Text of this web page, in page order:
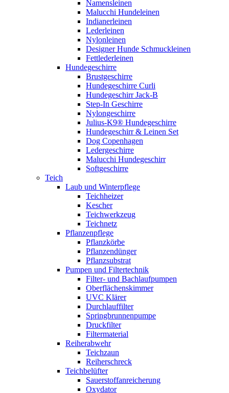
Namensleinen
Malucchi Hundeleinen
Indianerleinen
Lederleinen
Nylonleinen
Designer Hunde Schmuckleinen
Fettlederleinen
Hundegeschirre
Brustgeschirre
Hundegeschirre Curli
Hundegeschirr Jack-B
Step-In Geschirre
Nylongeschirre
Julius-K9® Hundegeschirre
Hundegeschirr & Leinen Set
Dog Copenhagen
Ledergeschirre
Malucchi Hundegeschirr
Softgeschirre
Teich
Laub und Winterpflege
Teichheizer
Kescher
Teichwerkzeug
Teichnetz
Pflanzenpflege
Pflanzkörbe
Pflanzendünger
Pflanzsubstrat
Pumpen und Filtertechnik
Filter- und Bachlaufpumpen
Oberflächenskimmer
UVC Klärer
Durchlauffilter
Springbrunnenpumpe
Druckfilter
Filtermaterial
Reiherabwehr
Teichzaun
Reiherschreck
Teichbelüfter
Sauerstoffanreicherung
Oxydator